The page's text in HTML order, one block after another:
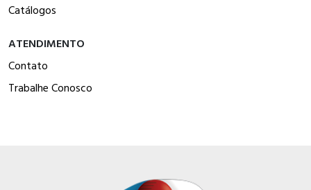
Catálogos
ATENDIMENTO
Contato
Trabalhe Conosco